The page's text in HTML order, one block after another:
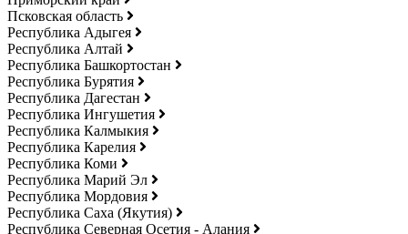
Псковская область
Республика Адыгея
Республика Алтай
Республика Башкортостан
Республика Бурятия
Республика Дагестан
Республика Ингушетия
Республика Калмыкия
Республика Карелия
Республика Коми
Республика Марий Эл
Республика Мордовия
Республика Саха (Якутия)
Республика Северная Осетия - Алания